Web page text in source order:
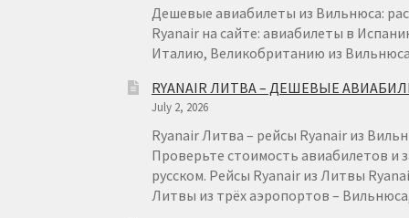
Дешевые авиабилеты из Вильнюса:
Ryanair на сайте: авиабилеты в
Италию, Великобританию из
RYANAIR ЛИТВА – ДЕШЕВЫЕ
July 2, 2026
Ryanair Литва – рейсы Ryanair из
Проверьте стоимость авиабилетов и
русском. Рейсы Ryanair из Литвы
Литвы из трёх аэропортов –